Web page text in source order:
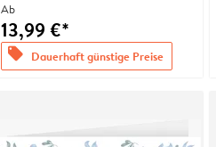
Ab
13,99 €*
offers Dauerhaft günstige Preise